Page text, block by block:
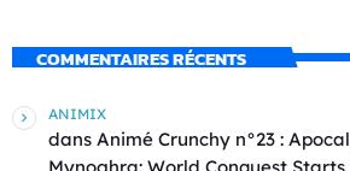
COMMENTAIRES RÉCENTS
ANIMIX
dans Animé Crunchy n°23 :